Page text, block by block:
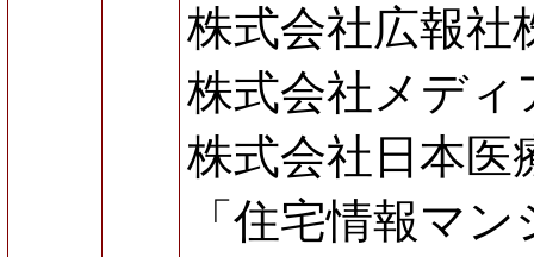
株式会社広報社
株式会社メデ
株式会社日本医
「住宅情報マ